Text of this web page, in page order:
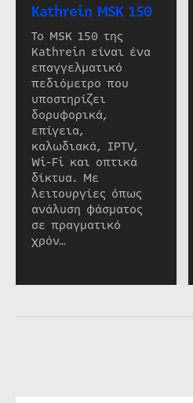
Kathrein MSK 150
Το MSK 150 της
Kathrein είναι ένα
επαγγελματικό
πεδιόμετρο που
υποστηρίζει
δορυφορικά,
επίγεια,
καλωδιακά, IPTV,
Wi-Fi και οπτικά
δίκτυα. Με
λειτουργίες όπως
ανάλυση φάσματος
σε πραγματικό
χρόν…